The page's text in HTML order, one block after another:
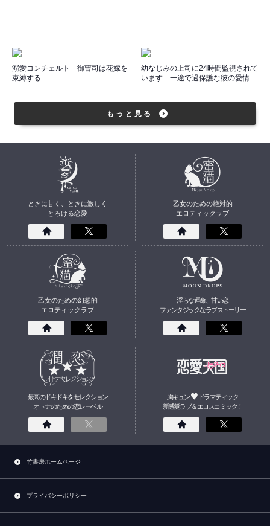
溺愛コンチェルト 御曹司は花嫁を
束縛する
幼なじみの上司に24時間監視されて
います 一途で過保護な彼の愛情
もっと見る
ときに甘く、ときに激しく
とろける恋愛
乙女のための絶対的
エロティックラブ
乙女のための幻想的
エロティックラブ
淫らな運命、甘い恋
ファンタジックなラブストーリー
最高のドキドキをセレクション
オトナのための恋レーベル
胸キュン
ドラマティック
新感覚ラブ＆エロスコミック！
竹書房ホームページ
プライバシーポリシー